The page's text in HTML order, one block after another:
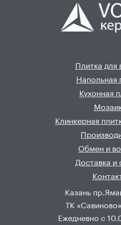
Плитка для
Напольная
Кухонная
Клинкерная
Обмен и
Доставка и
Казань
ТК
Ежедневно с